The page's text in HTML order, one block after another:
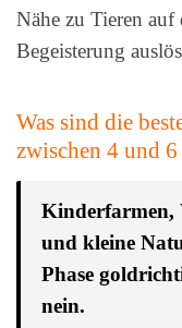
Nähe zu Tieren auf
Begeisterung
Was sind die
zwischen 4 und 6
Kinderfarmen,
und kleine
Phase
nein.